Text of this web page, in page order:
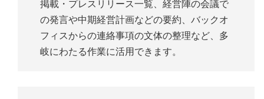
掲載・プレスリリース一覧、経営陣の会議で
の発言や中期経営計画などの要約、バックオ
フィスからの連絡事項の文体の整理など、多
岐にわたる作業に活用できます。